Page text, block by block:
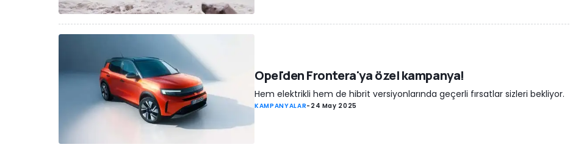
Opel'den Frontera'ya özel kampanya!
Hem elektrikli hem de hibrit versiyonlarında geçerli fırsatlar sizleri bekliyor.
KAMPANYALAR- 24 May 2025